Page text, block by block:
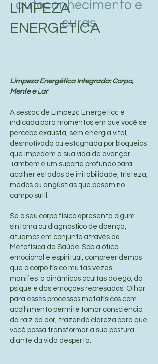
autoconhecimento e
curas
LIMPEZA
ENERGÉTICA
Limpeza Energética Integrada: Corpo,
Mente e Lar
A sessão de Limpeza Energética é
indicada para momentos em que você se
percebe exausta, sem energia vital,
desmotivada ou estagnada por bloqueios
que impedem a sua vida de avançar.
Também é um suporte profundo para
acolher estados de irritabilidade, tristeza,
medos ou angústias que pesam no
campo sutil.
Se o seu corpo físico apresenta algum
sintoma ou diagnóstico de doença,
atuamos em conjunto através da
Metafísica da Saúde. Sob a ótica
emocional e espiritual, compreendemos
que o corpo físico muitas vezes
manifesta dinâmicas ocultas do ego, da
psique e das emoções represadas. Olhar
para esses processos metafísicos com
acolhimento permite tomar consciência
da raiz da dor, trazendo clareza para que
você possa transformar a sua postura
diante da vida desperta.